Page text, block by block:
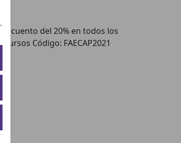
Descuento del 20% en todos los
cursos Código: FAECAP2021
.